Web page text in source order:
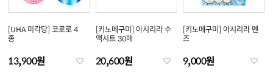
[UHA 미각당] 코로로 4
종
13,900원
[키노메구미] 아시리라 수
액시트 30매
20,600원
[키노메구미] 아시리라 멘
즈
9,000원